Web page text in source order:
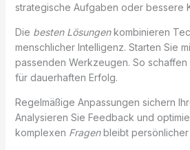
strategische Aufgaben oder bessere
Die besten Lösungenkombinieren
menschlicher Intelligenz. Starten Sie
passenden Werkzeugen. So schaffen
für dauerhaften Erfolg.
Regelmäßige Anpassungen sichern
Analysieren Sie Feedback und
komplexen Fragenbleibt persönlicher